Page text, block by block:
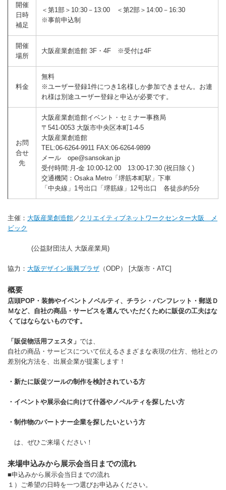
開催
日時
補足
＜第1部＞10:30－13:00 ＜第2部＞14:00－16:30
※事前申込制
開催
場所
大阪産業創造館 3F・4F ※受付は4F
料金
無料
※ユーザー登録1件につき1名様しか参加できません。お連
れ様は別途ユーザー登録と申込が必要です。
お問
合せ
先
大阪産業創造館イベント・セミナー事務局
〒541-0053 大阪市中央区本町1-4-5
大阪産業創造館
TEL:06-6264-9911 FAX:06-6264-9899
メール ope@sansokan.jp
受付時間:月‐金 10:00‐12:00 13:00‐17:30 (祝日除く)
交通機関：Osaka Metro「堺筋本町駅」下車
「中央線」1号出口「堺筋線」12号出口 各徒歩約5分
主催： 大阪産業創造館 ／ クリエイティブネットワークセンター大阪 メ
ビック
(公益財団法人 大阪産業局)
協力： 大阪デザイン振興プラザ （ODP） [大阪市・ATC]
概要
店頭POP ・ 装飾やイベントノベルティ、チラシ・パンフレット ・ 郵送Ｄ
Ｍなど、 自社の商品・サービスを選んでいただくために販促の工夫はな
くてはならないものです。
「販促物活用フェスタ」 では、
自社の商品・サービスについて伝えるさまざまな表現の仕方、他社との
差別化方法を、出展企業が提案します！
・新たに販促ツールの制作を検討されている方
・イベントや展示会に向けて什器やノベルティを探したい方
・制作物のパートナー企業を探したいという方
は、ぜひご来場ください！
来場申込みから展示会当日までの流れ
■申込みから展示会当日までの流れ
１）ご希望の日時を一つ選びお申込みください。